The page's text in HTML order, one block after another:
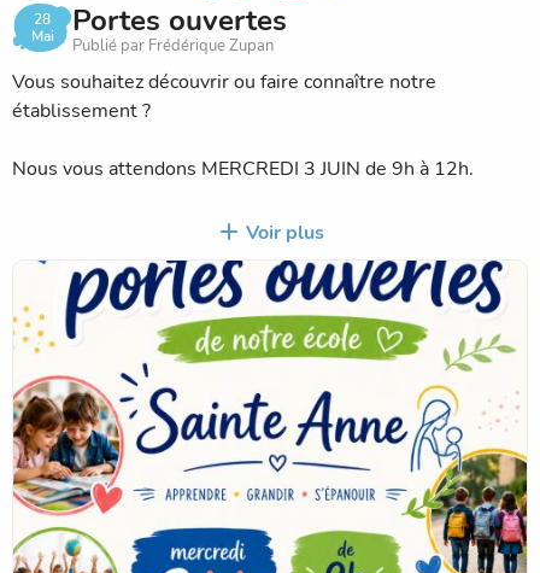
28
Mai
Portes ouvertes
Publié par Frédérique Zupan
Vous souhaitez découvrir ou faire connaître notre
établissement ?
Nous vous attendons MERCREDI 3 JUIN de 9h à 12h.
Les enseignants vous accueilleront pour une visite de
l'école et pour répondre à vos questions.
Au plaisir de vous rencontrer !
Voir plus